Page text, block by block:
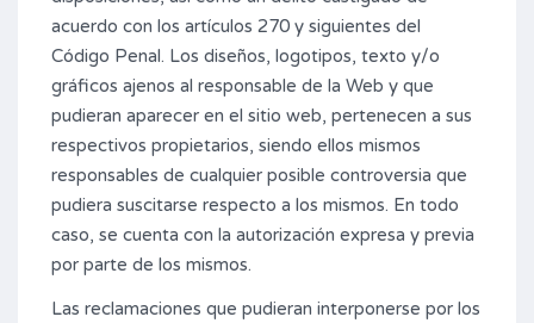
acuerdo con los artículos 270 y siguientes del
Código Penal. Los diseños, logotipos, texto y/o
gráficos ajenos al responsable de la Web y que
pudieran aparecer en el sitio web, pertenecen a sus
respectivos propietarios, siendo ellos mismos
responsables de cualquier posible controversia que
pudiera suscitarse respecto a los mismos. En todo
caso, se cuenta con la autorización expresa y previa
por parte de los mismos.
Las reclamaciones que pudieran interponerse por los